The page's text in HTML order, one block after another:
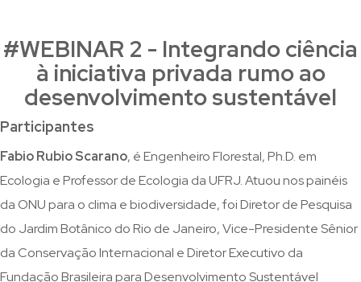
#WEBINAR 2 - Integrando ciência
à iniciativa privada rumo ao
desenvolvimento sustentável
Participantes
Fabio Rubio Scarano, é Engenheiro Florestal, Ph.D. em
Ecologia e Professor de Ecologia da UFRJ. Atuou nos painéis
da ONU para o clima e biodiversidade, foi Diretor de Pesquisa
do Jardim Botânico do Rio de Janeiro, Vice-Presidente Sênior
da Conservação Internacional e Diretor Executivo da
Fundação Brasileira para Desenvolvimento Sustentável